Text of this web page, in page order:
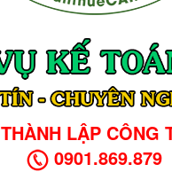
THÀNH LẬP CÔNG
0901.869.879